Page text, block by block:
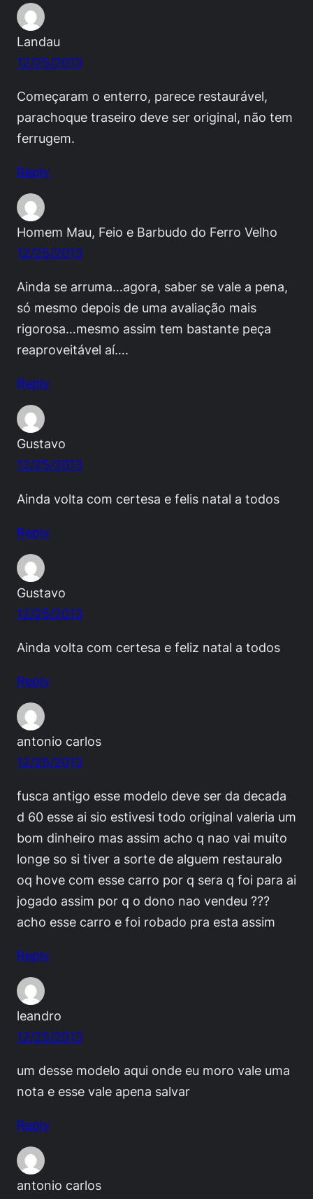
Landau
12/25/2013
Começaram o enterro, parece restaurável,
parachoque traseiro deve ser original, não tem
ferrugem.
Reply
Homem Mau, Feio e Barbudo do Ferro Velho
12/25/2013
Ainda se arruma…agora, saber se vale a pena,
só mesmo depois de uma avaliação mais
rigorosa…mesmo assim tem bastante peça
reaproveitável aí….
Reply
Gustavo
12/25/2013
Ainda volta com certesa e felis natal a todos
Reply
Gustavo
12/25/2013
Ainda volta com certesa e feliz natal a todos
Reply
antonio carlos
12/25/2013
fusca antigo esse modelo deve ser da decada
d 60 esse ai sio estivesi todo original valeria um
bom dinheiro mas assim acho q nao vai muito
longe so si tiver a sorte de alguem restauralo
oq hove com esse carro por q sera q foi para ai
jogado assim por q o dono nao vendeu ???
acho esse carro e foi robado pra esta assim
Reply
leandro
12/25/2013
um desse modelo aqui onde eu moro vale uma
nota e esse vale apena salvar
Reply
antonio carlos